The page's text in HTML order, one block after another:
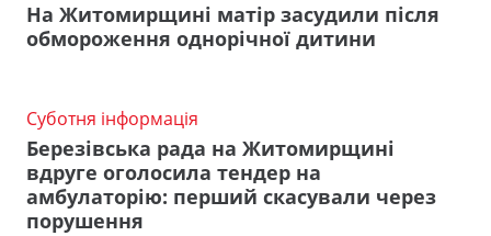
На Житомирщині матір засудили після
обмороження однорічної дитини
Суботня інформація
Березівська рада на Житомирщині
вдруге оголосила тендер на
амбулаторію: перший скасували через
порушення